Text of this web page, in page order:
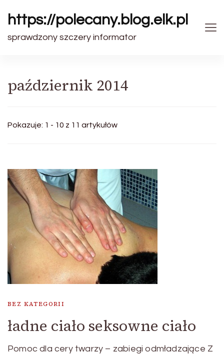
https://polecany.blog.elk.pl
sprawdzony szczery informator
październik 2014
Pokazuje: 1 - 10 z 11 artykułów
BEZ KATEGORII
ładne ciało seksowne ciało
Pomoc dla cery twarzy – zabiegi odmładzające Z